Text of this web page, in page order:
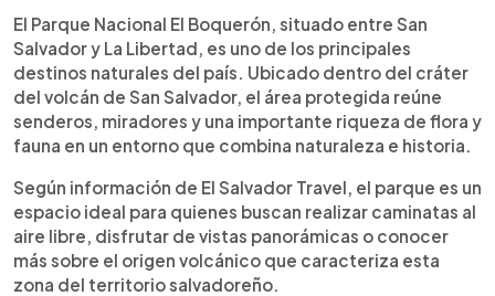
Escuchar artículo
El Parque Nacional El Boquerón, ubicado en la
cima del volcán de San Salvador, es uno de los
principales destinos naturales de El Salvador.
Según información de El Salvador Travel, el área
protegida ofrece senderos, miradores y vistas
panorámicas del cráter y sus alrededores. Entre
sus principales atractivos destaca El
Boqueroncito, una formación volcánica surgida
tras la erupción de 1917, la última registrada por el
complejo volcánico de San Salvador. Más de un
siglo después, los visitantes pueden recorrer un
paisaje marcado por ese acontecimiento
El Parque Nacional El Boquerón, situado entre San
Salvador y La Libertad, es uno de los principales
destinos naturales del país. Ubicado dentro del cráter
del volcán de San Salvador, el área protegida reúne
senderos, miradores y una importante riqueza de flora y
fauna en un entorno que combina naturaleza e historia.
Según información de El Salvador Travel, el parque es un
espacio ideal para quienes buscan realizar caminatas al
aire libre, disfrutar de vistas panorámicas o conocer
más sobre el origen volcánico que caracteriza esta
zona del territorio salvadoreño.